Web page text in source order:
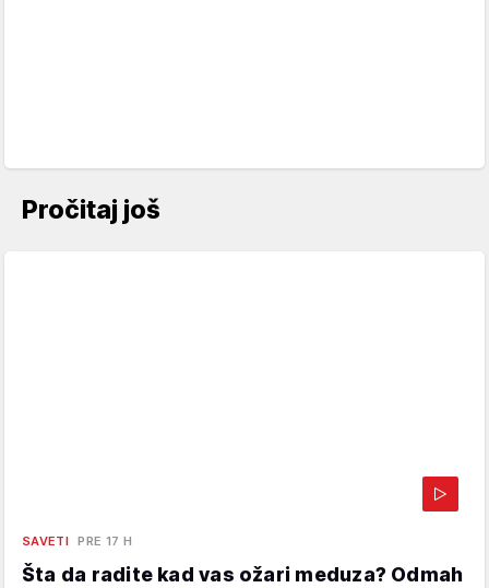
Pročitaj još
SAVETI PRE 17 H
Šta da radite kad vas ožari meduza? Odmah